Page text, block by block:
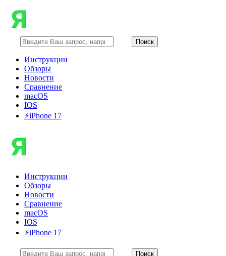
Инструкции
Обзоры
Новости
Сравнение
macOS
IOS
⚡️iPhone 17
Инструкции
Обзоры
Новости
Сравнение
macOS
IOS
⚡️iPhone 17